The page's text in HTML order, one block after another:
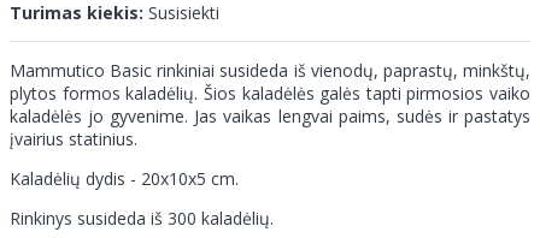
Turimas kiekis: Susisiekti
Mammutico Basic rinkiniai susideda iš vienodų, paprastų, minkštų,
plytos formos kaladėlių. Šios kaladėlės galės tapti pirmosios vaiko
kaladėlės jo gyvenime. Jas vaikas lengvai paims, sudės ir pastatys
įvairius statinius.
Kaladėlių dydis - 20x10x5 cm.
Rinkinys susideda iš 300 kaladėlių.